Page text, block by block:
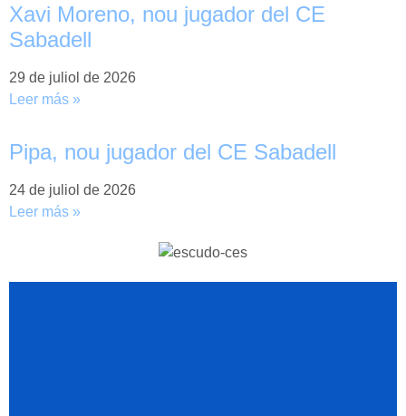
Xavi Moreno, nou jugador del CE
Sabadell
29 de juliol de 2026
Leer más »
Pipa, nou jugador del CE Sabadell
24 de juliol de 2026
Leer más »